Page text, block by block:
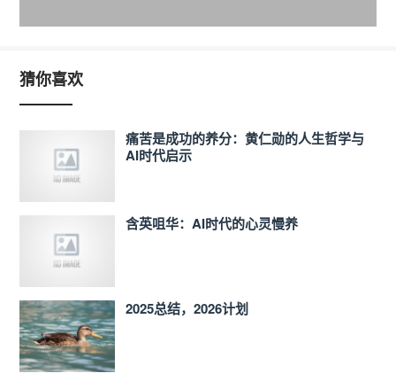
猜你喜欢
痛苦是成功的养分：黄仁勋的人生哲学与
AI时代启示
含英咀华：AI时代的心灵慢养
2025总结，2026计划